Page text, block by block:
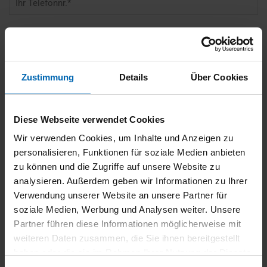
Zustimmung Details Über Cookies
Diese Webseite verwendet Cookies
Wir verwenden Cookies, um Inhalte und Anzeigen zu
personalisieren, Funktionen für soziale Medien anbieten
zu können und die Zugriffe auf unsere Website zu
analysieren. Außerdem geben wir Informationen zu Ihrer
Verwendung unserer Website an unsere Partner für
soziale Medien, Werbung und Analysen weiter. Unsere
Partner führen diese Informationen möglicherweise mit
weiteren Daten zusammen, die Sie ihnen bereitgestellt